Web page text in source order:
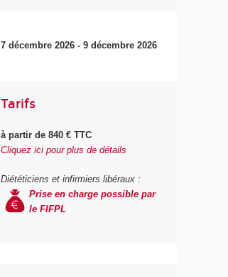
7 décembre 2026 - 9 décembre 2026
Tarifs
à partir de 840 € TTC
Cliquez ici pour plus de détails
Diététiciens et infirmiers libéraux :
Prise en charge possible par
le FIFPL